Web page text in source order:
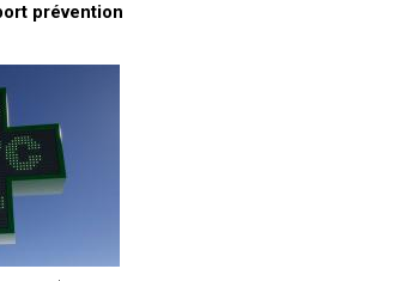
prévention